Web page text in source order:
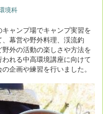
境科
ャンプ場でキャンプ実習を
幕営や野外料理、渓流釣
外の活動の楽しさや方法を
れる中高環境講座に向けて
企画や練習を行いました。